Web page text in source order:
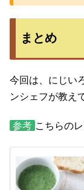
まとめ
今回は、にじい
ンシェフが教え
参考 こちらの